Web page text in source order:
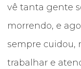
vê tanta gente
morrendo, e
sempre cuidou,
trabalhar e